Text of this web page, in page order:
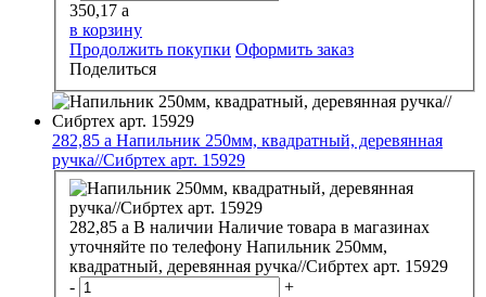
350,17 a
в корзину
Продолжить покупки Оформить заказ
Поделиться
282,85 a Напильник 250мм, квадратный, деревянная
ручка//Сибртех арт. 15929
282,85 a В наличии Наличие товара в магазинах
уточняйте по телефону Напильник 250мм,
квадратный, деревянная ручка//Сибртех арт. 15929
-
+